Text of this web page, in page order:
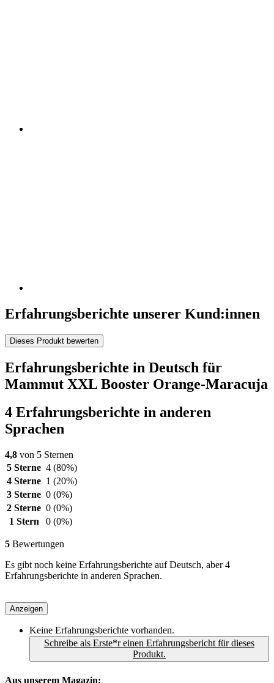
Erfahrungsberichte unserer Kund:innen
Dieses Produkt bewerten
Erfahrungsberichte in Deutsch für
Mammut XXL Booster Orange-Maracuja
4 Erfahrungsberichte in anderen
Sprachen
4,8 von 5 Sternen
5 Sterne 4 (80%)
4 Sterne 1 (20%)
3 Sterne 0 (0%)
2 Sterne 0 (0%)
1 Stern
0 (0%)
5 Bewertungen
Es gibt noch keine Erfahrungsberichte auf Deutsch, aber 4
Erfahrungsberichte in anderen Sprachen.
Anzeigen
Keine Erfahrungsberichte vorhanden.
Schreibe als Erste*r einen Erfahrungsbericht für dieses
Produkt.
Aus unserem Magazin: